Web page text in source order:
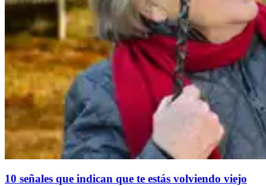
10 señales que indican que te estás volviendo viejo